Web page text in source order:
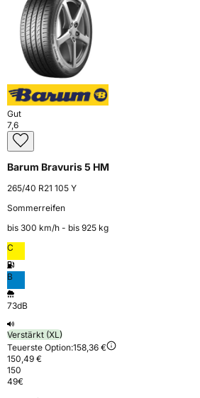
Gut
7,6
Barum Bravuris 5 HM
265/40 R21 105 Y
Sommerreifen
bis 300 km⁠/⁠h - bis 925 kg
C
B
73dB
Verstärkt (XL)
Teuerste Option:158,36 €
150,49 €
150
49€